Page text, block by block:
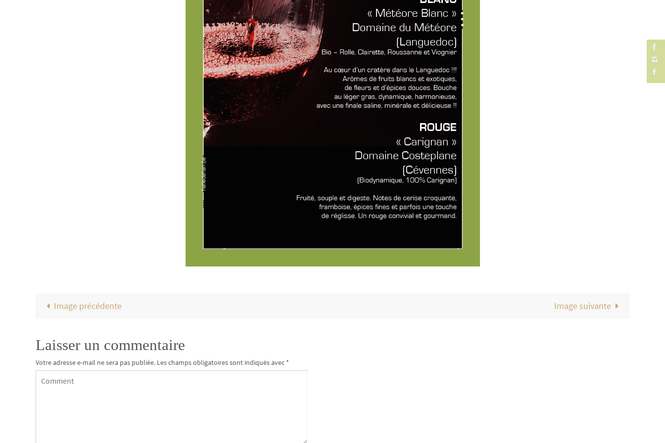
Image précédente Image suivante
Laisser un commentaire
Votre adresse e-mail ne sera pas publiée. Les champs obligatoires sont indiqués avec *